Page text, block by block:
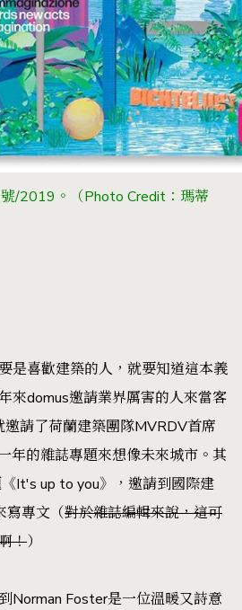
/2019。（Photo Credit：瑪蒂
是喜歡建築的人，就要知道這本義
來domus邀請業界厲害的人來當客
請了荷蘭建築團隊MVRDV首席
年的雜誌專題來想像未來城市。其
It's up to you》，邀請到國際建
寫專文（對於雜誌編輯來說，這可
！）
Norman Foster是一位溫暖又詩意